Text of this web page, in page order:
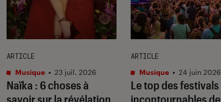
Naïka : 6 choses à
savoir sur la révélation
ARTICLE
Musique • 23 juil. 2026
Le top des festivals
incontournables de
ARTICLE
Musique • 24 juin 2026